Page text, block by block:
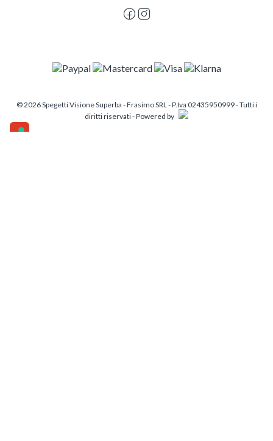
© 2026 Spegetti Visione Superba - Frasimo SRL - P.Iva 02435950999 - Tutti i
diritti riservati - Powered by